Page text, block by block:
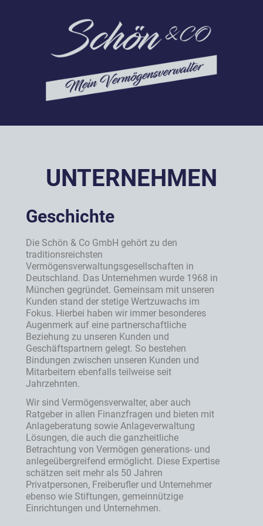
UNTERNEHMEN
Geschichte
Die Schön & Co GmbH gehört zu den
traditionsreichsten
Vermögensverwaltungsgesellschaften in
Deutschland. Das Unternehmen wurde 1968 in
München gegründet. Gemeinsam mit unseren
Kunden stand der stetige Wertzuwachs im
Fokus. Hierbei haben wir immer besonderes
Augenmerk auf eine partnerschaftliche
Beziehung zu unseren Kunden und
Geschäftspartnern gelegt. So bestehen
Bindungen zwischen unseren Kunden und
Mitarbeitern ebenfalls teilweise seit
Jahrzehnten.
Wir sind Vermögensverwalter, aber auch
Ratgeber in allen Finanzfragen und bieten mit
Anlageberatung sowie Anlageverwaltung
Lösungen, die auch die ganzheitliche
Betrachtung von Vermögen generations- und
anlegeübergreifend ermöglicht. Diese Expertise
schätzen seit mehr als 50 Jahren
Privatpersonen, Freiberufler und Unternehmer
ebenso wie Stiftungen, gemeinnützige
Einrichtungen und Unternehmen.